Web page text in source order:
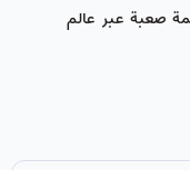
صعبة عبر عالم